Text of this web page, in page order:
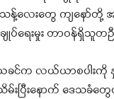
သန့်လေးတွေ ကျနော်တို့
ရေးမှုး တာဝန်ရှိသူတဦ
ခင်က လယ်ယာစပါးကို
းပြီးနောက် ဒေသခံတွ